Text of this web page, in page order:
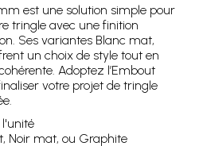
est une solution simple pour
tringle avec une finition
Ses variantes Blanc mat,
un choix de style tout en
Adoptez l’Embout
votre projet de tringle
Noir mat, ou Graphite